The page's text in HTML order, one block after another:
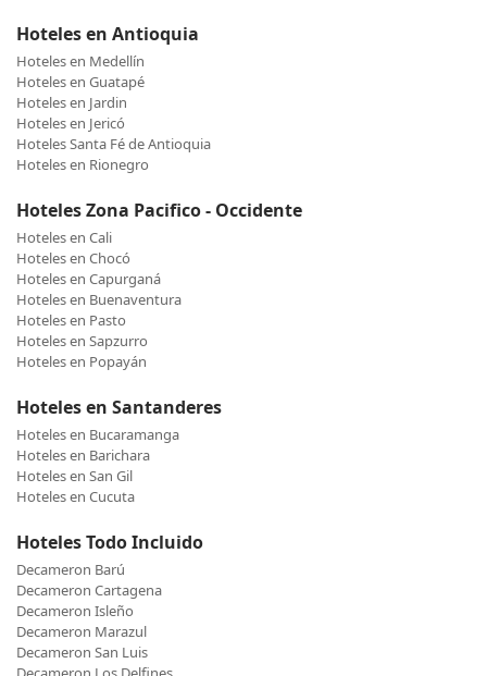
Hoteles en Antioquia
Hoteles en Medellín
Hoteles en Guatapé
Hoteles en Jardin
Hoteles en Jericó
Hoteles Santa Fé de Antioquia
Hoteles en Rionegro
Hoteles Zona Pacifico - Occidente
Hoteles en Cali
Hoteles en Chocó
Hoteles en Capurganá
Hoteles en Buenaventura
Hoteles en Pasto
Hoteles en Sapzurro
Hoteles en Popayán
Hoteles en Santanderes
Hoteles en Bucaramanga
Hoteles en Barichara
Hoteles en San Gil
Hoteles en Cucuta
Hoteles Todo Incluido
Decameron Barú
Decameron Cartagena
Decameron Isleño
Decameron Marazul
Decameron San Luis